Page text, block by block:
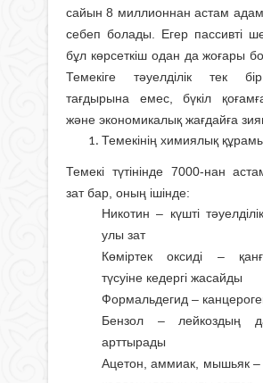
сайын 8 миллионнан астам
себеп болады. Егер пассивті
бұл көрсеткіш одан да жоғары
Темекіге тәуелділік тек
тағдырына емес, бүкіл
және экономикалық жағдайға зиян
Темекінің химиялық
Темекі түтінінде 7000-нан
зат бар, оның ішінде:
Никотин – күшті
улы зат
Көміртек оксиді –
түсуіне кедергі жасайды
Формальдегид –
Бензол – лейкоздың
арттырады
Ацетон, аммиак, мышьяк –